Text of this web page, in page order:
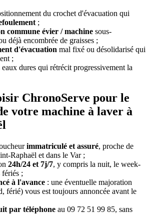
du crochet d'évacuation qui
;
commune évier / machine sous-
déjà encombrée de graisses ;
d'évacuation mal fixé ou désolidarisé qui
;
dures qui rétrécit progressivement la
ChronoServe pour le
votre machine à laver à
immatriculé et assuré, proche de
Raphaël et dans le Var ;
24h/24 et 7j/7, y compris la nuit, le week-
fériés ;
à l'avance : une éventuelle majoration
férié) vous est toujours annoncée avant le
par téléphone au 09 72 51 99 85, sans